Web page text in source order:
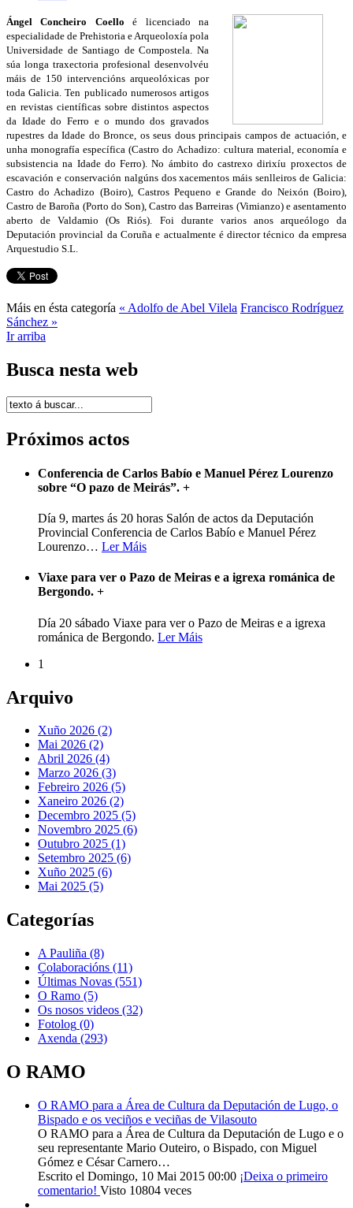
Ángel Concheiro Coello é licenciado na
especialidade de Prehistoria e Arqueoloxía pola
Universidade de Santiago de Compostela. Na
súa longa traxectoria profesional desenvolvéu
máis de 150 intervencións arqueolóxicas por
toda Galicia. Ten publicado numerosos artigos
en revistas científicas sobre distintos aspectos
da Idade do Ferro e o mundo dos gravados
rupestres da Idade do Bronce, os seus dous principais campos de actuación, e
unha monografía específica (Castro do Achadizo: cultura material, economía e
subsistencia na Idade do Ferro). No ámbito do castrexo dirixíu proxectos de
escavación e conservación nalgúns dos xacementos máis senlleiros de Galicia:
Castro do Achadizo (Boiro), Castros Pequeno e Grande do Neixón (Boiro),
Castro de Baroña (Porto do Son), Castro das Barreiras (Vimianzo) e asentamento
aberto de Valdamio (Os Riós). Foi durante varios anos arqueólogo da
Deputación provincial da Coruña e actualmente é director técnico da empresa
Arquestudio S.L.
Máis en ésta categoría « Adolfo de Abel Vilela Francisco Rodríguez
Sánchez »
Ir arriba
Busca nesta web
Próximos actos
Conferencia de Carlos Babío e Manuel Pérez Lourenzo
sobre “O pazo de Meirás”. +
Día 9, martes ás 20 horas Salón de actos da Deputación
Provincial Conferencia de Carlos Babío e Manuel Pérez
Lourenzo… Ler Máis
Viaxe para ver o Pazo de Meiras e a igrexa románica de
Bergondo. +
Día 20 sábado Viaxe para ver o Pazo de Meiras e a igrexa
románica de Bergondo. Ler Máis
1
Arquivo
Xuño 2026 (2)
Mai 2026 (2)
Abril 2026 (4)
Marzo 2026 (3)
Febreiro 2026 (5)
Xaneiro 2026 (2)
Decembro 2025 (5)
Novembro 2025 (6)
Outubro 2025 (1)
Setembro 2025 (6)
Xuño 2025 (6)
Mai 2025 (5)
Categorías
A Pauliña (8)
Colaboracións (11)
Últimas Novas (551)
O Ramo (5)
Os nosos videos (32)
Fotolog (0)
Axenda (293)
O RAMO
O RAMO para a Área de Cultura da Deputación de Lugo, o
Bispado e os veciños e veciñas de Vilasouto
O RAMO para a Área de Cultura da Deputación de Lugo e o
seu representante Mario Outeiro, o Bispado, con Miguel
Gómez e César Carnero…
Escrito el Domingo, 10 Mai 2015 00:00 ¡Deixa o primeiro
comentario! Visto 10804 veces